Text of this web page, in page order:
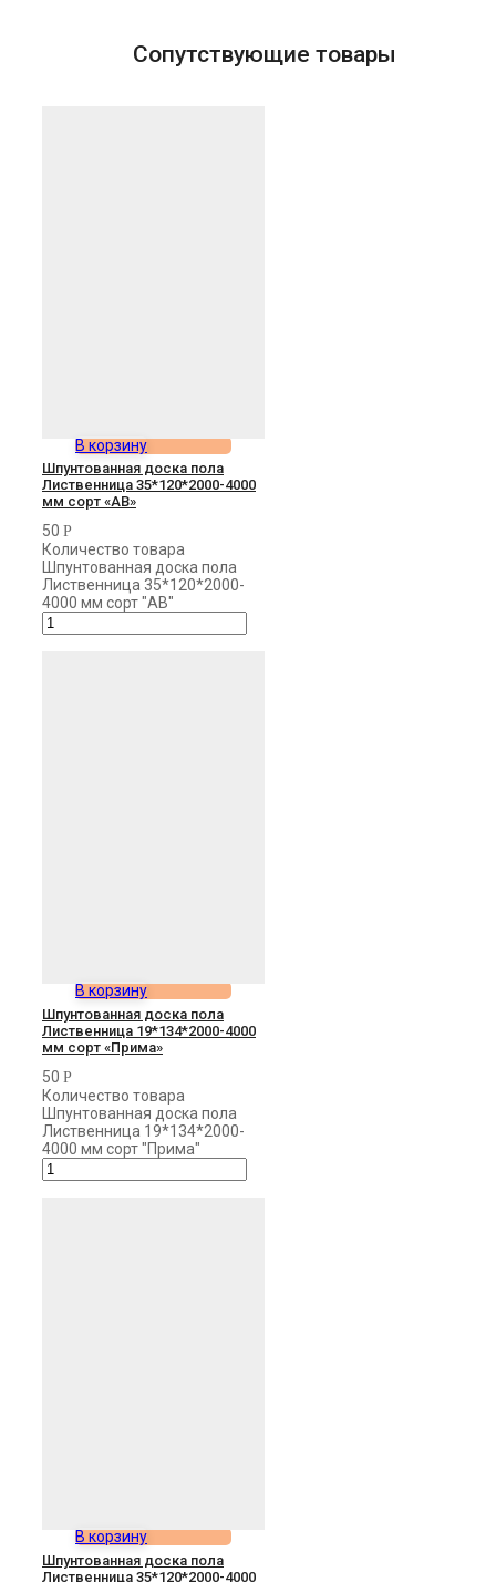
Сопутствующие товары
В корзину
Шпунтованная доска пола
Лиственница 35*120*2000-4000
мм сорт «АВ»
50 Р
Количество товара
Шпунтованная доска пола
Лиственница 35*120*2000-
4000 мм сорт "АВ"
В корзину
Шпунтованная доска пола
Лиственница 19*134*2000-4000
мм сорт «Прима»
50 Р
Количество товара
Шпунтованная доска пола
Лиственница 19*134*2000-
4000 мм сорт "Прима"
В корзину
Шпунтованная доска пола
Лиственница 35*120*2000-4000